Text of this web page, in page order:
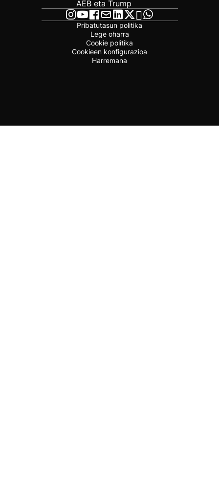
AEB eta Trump
Pribatutasun politika
Lege oharra
Cookie politika
Cookieen konfigurazioa
Harremana